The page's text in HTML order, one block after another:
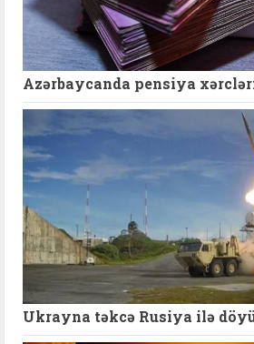
Azərbaycanda pensiya xərcləri
Ukrayna təkcə Rusiya ilə